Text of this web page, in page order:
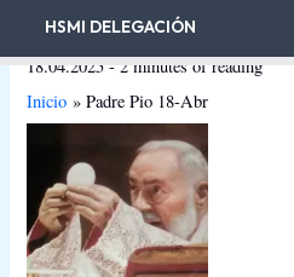
contenido
HSMI DELEGACIÓN
18.04.2025- 2 minutes of reading
Inicio
Padre Pio 18-Abr